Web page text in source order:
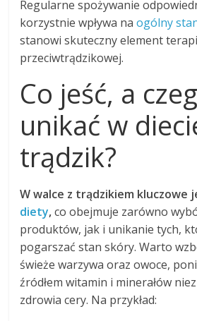
Regularne spożywanie
korzystnie wpływa naogólny
stanowi skuteczny element
przeciwtrądzikowej.
Co jeść, a
unikać w
trądzik?
W walce z trądzikiem kluczowe
diety,co obejmuje zarówno
produktów, jak i unikanie tych,
pogarszać stan skóry. Warto
świeże warzywa oraz owoce,
źródłem witamin i minerałów
zdrowia cery. Na przykład: